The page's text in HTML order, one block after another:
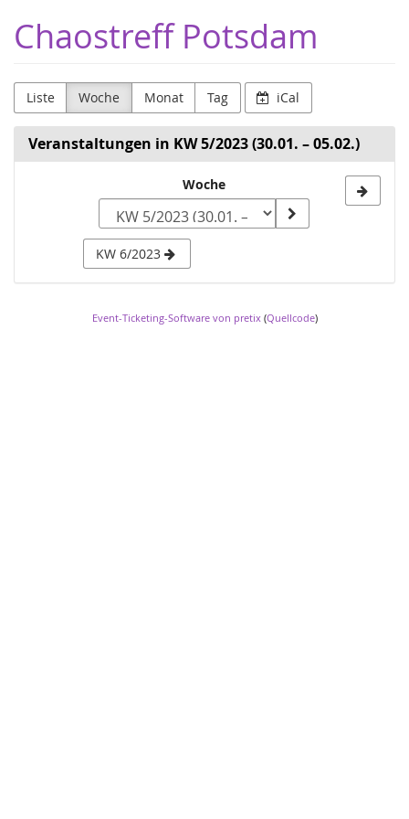
Haupt-
Inhalt
Chaostreff Potsdam
Liste Woche Monat Tag iCal
Veranstaltungen in KW 5/2023 (30.01. – 05.02.)
zur
Anzeige
auswählen
Woche
KW 6/2023
Event-Ticketing-Software von pretix(Quellcode)